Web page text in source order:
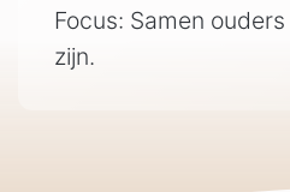
Focus: Samen
zijn.